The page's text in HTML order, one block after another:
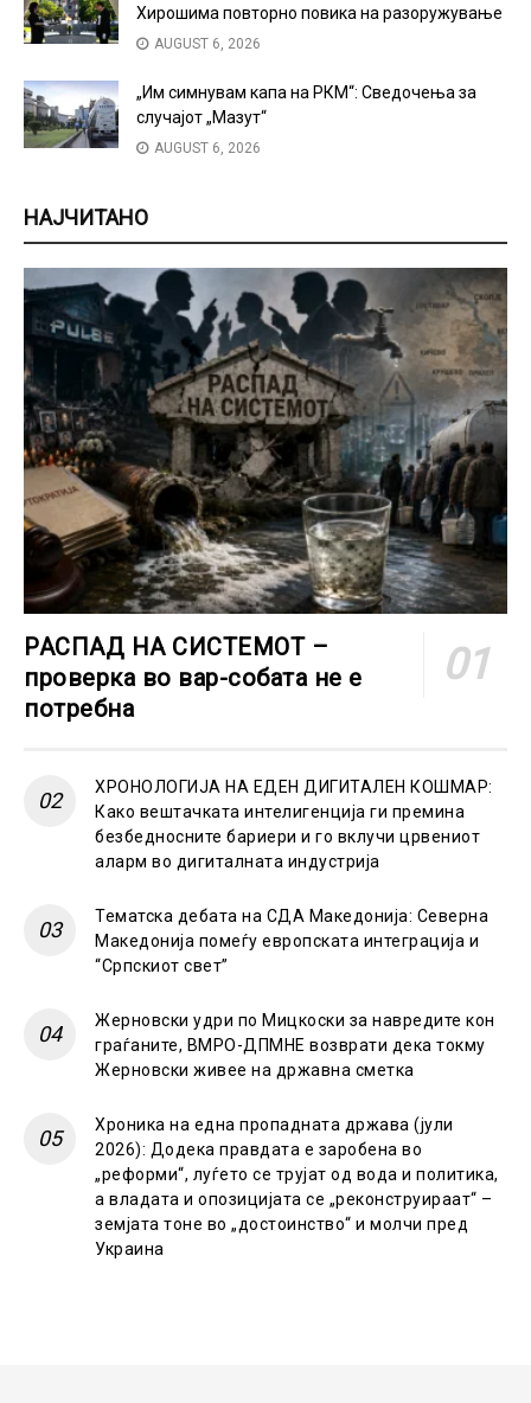
Хирошима повторно повика на разоружување
AUGUST 6, 2026
„Им симнувам капа на РКМ“: Сведочења за
случајот „Мазут“
AUGUST 6, 2026
НАЈЧИТАНО
РАСПАД НА СИСТЕМОТ –
проверка во вар-собата не е
потребна
ХРОНОЛОГИЈА НА ЕДЕН ДИГИТАЛЕН КОШМАР:
Како вештачката интелигенција ги премина
безбедносните бариери и го вклучи црвениот
аларм во дигиталната индустрија
Тематска дебата на СДА Македонија: Северна
Македонија помеѓу европската интеграција и
“Српскиот свет”
Жерновски удри по Мицкоски за навредите кон
граѓаните, ВМРО-ДПМНЕ возврати дека токму
Жерновски живее на државна сметка
Хроника на една пропадната држава (јули
2026): Додека правдата е заробена во
„реформи“, луѓето се трујат од вода и политика,
а владата и опозицијата се „реконструираат“ –
земјата тоне во „достоинство“ и молчи пред
Украина